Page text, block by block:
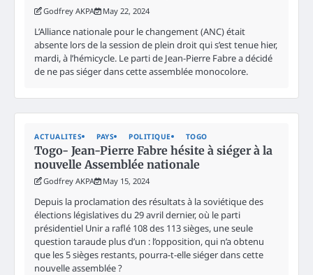
Godfrey AKPA May 22, 2024
L’Alliance nationale pour le changement (ANC) était
absente lors de la session de plein droit qui s’est tenue hier,
mardi, à l’hémicycle. Le parti de Jean-Pierre Fabre a décidé
de ne pas siéger dans cette assemblée monocolore.
ACTUALITES PAYS POLITIQUE TOGO
Togo- Jean-Pierre Fabre hésite à siéger à la
nouvelle Assemblée nationale
Godfrey AKPA May 15, 2024
Depuis la proclamation des résultats à la soviétique des
élections législatives du 29 avril dernier, où le parti
présidentiel Unir a raflé 108 des 113 sièges, une seule
question taraude plus d’un : l’opposition, qui n’a obtenu
que les 5 sièges restants, pourra-t-elle siéger dans cette
nouvelle assemblée ?